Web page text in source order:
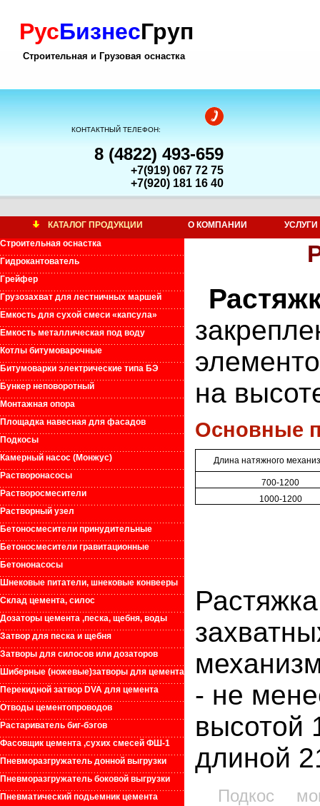
РусБизнесГруп
Строительная и Грузовая оснастка
КОНТАКТНЫЙ ТЕЛЕФОН:
8 (4822) 493-659
+7(919) 067 72 75
+7(920) 181 16 40
КАТАЛОГ ПРОДУКЦИИ О КОМПАНИИ
УСЛУГИ
Строительная оснастка
Гидрокантователь
Грейфер
Грузозахват для лестничных маршей
Емкость для сухой смеси «капсула»
Емкость металлическая под воду
Котлы битумоварочные
Битумоварки электрические типа БЭ
Бункер неповоротный
Монтажная опора
Площадка навесная для фасадов
Подкосы
Камерный насос (Монжус)
Растворонасосы
Растворосмесители
Растворный узел
Бетоносмесители принудительные
Бетоносмесители гравитационные
Бетононасосы
Шнековые питатели, шнековые конвееры
Склад цемента, силос
Дозаторы цемента ,песка, щебня, воды
Затвор для песка и щебня
Затворы для силосов или дозаторов
Шиберные (ножевые)затворы для цемента
Перекидной затвор DVA для цемента
Отводы цементопроводов
Растариватель биг-бэгов
Фасовщик цемента ,сухих смесей ФШ-1
Пневморазгружатель донной выгрузки
Пневморазгружатель боковой выгрузки
Пневматический подьемник цемента
на
Основные
Длина натяжного
700-1200
1000-1200
- не
высотой
длиной
Подкос